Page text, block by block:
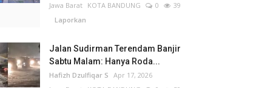
Jawa Barat KOTA BANDUNG 0
39
Laporkan
Jalan Sudirman Terendam Banjir
Sabtu Malam: Hanya Roda...
Hafizh Dzulfiqar S Apr 17, 2026